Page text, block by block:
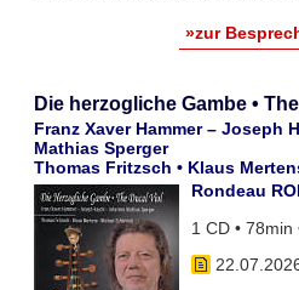
»zur
Die herzogliche Gambe •
Franz Xaver Hammer – Joseph
Mathias Sperger
Thomas Fritzsch • Klaus
Rondeau
1 CD • 78min